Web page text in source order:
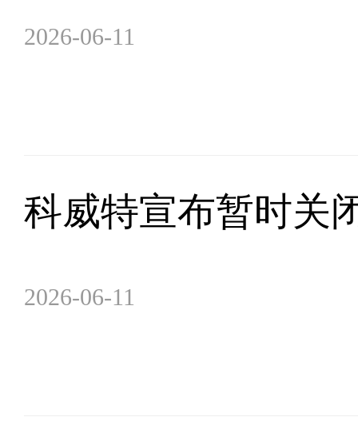
2026-06-11
科威特宣布暂时关
2026-06-11